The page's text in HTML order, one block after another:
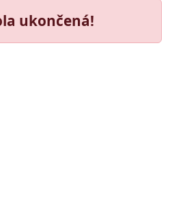
ukončená!